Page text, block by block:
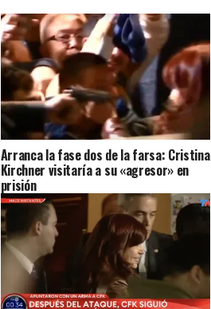
Arranca la fase dos de la farsa: Cristina
Kirchner visitaría a su «agresor» en
prisión